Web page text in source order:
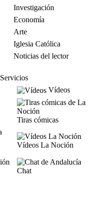
Investigación
Economía
Arte
Iglesia Católica
Noticias del lector
Servicios
Vídeos
Tiras cómicas
Vídeos La Noción
Chat